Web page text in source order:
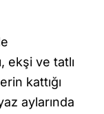
ekşi ve tatlı
kattığı
aylarında